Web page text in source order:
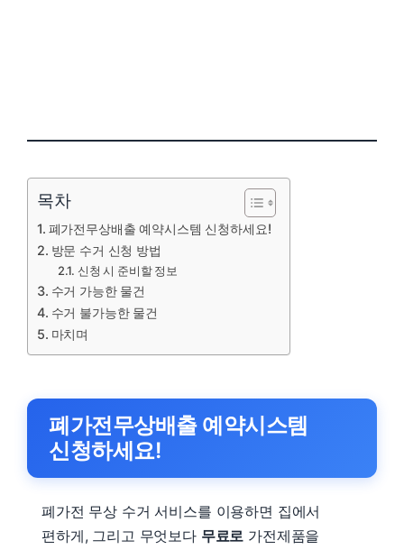
목차
폐가전무상배출 예약시스템 신청하세요!
방문 수거 신청 방법
신청 시 준비할 정보
수거 가능한 물건
수거 불가능한 물건
마치며
폐가전무상배출 예약시스템
신청하세요!
폐가전 무상 수거 서비스를 이용하면 집에서
편하게, 그리고 무엇보다 무료로 가전제품을